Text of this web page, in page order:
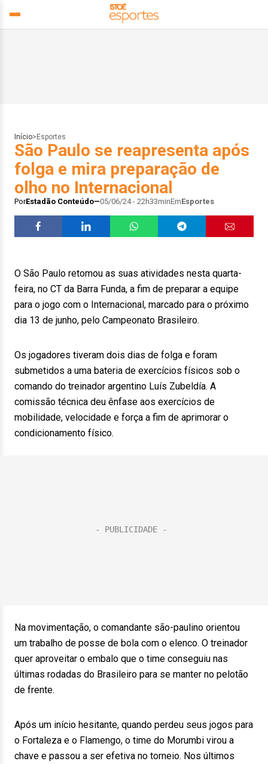
Início> Esportes
São Paulo se reapresenta após
folga e mira preparação de
olho no Internacional
PorEstadão Conteúdo 05/06/24 - 22h33minEmEsportes
O São Paulo retomou as suas atividades nesta quarta-
feira, no CT da Barra Funda, a fim de preparar a equipe
para o jogo com o Internacional, marcado para o próximo
dia 13 de junho, pelo Campeonato Brasileiro.
Os jogadores tiveram dois dias de folga e foram
submetidos a uma bateria de exercícios físicos sob o
comando do treinador argentino Luís Zubeldía. A
comissão técnica deu ênfase aos exercícios de
mobilidade, velocidade e força a fim de aprimorar o
condicionamento físico.
Na movimentação, o comandante são-paulino orientou
um trabalho de posse de bola com o elenco. O treinador
quer aproveitar o embalo que o time conseguiu nas
últimas rodadas do Brasileiro para se manter no pelotão
de frente.
Após um início hesitante, quando perdeu seus jogos para
o Fortaleza e o Flamengo, o time do Morumbi virou a
chave e passou a ser efetiva no torneio. Nos últimos